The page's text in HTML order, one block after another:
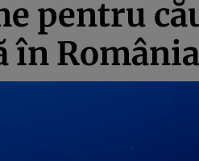
pentru
în România